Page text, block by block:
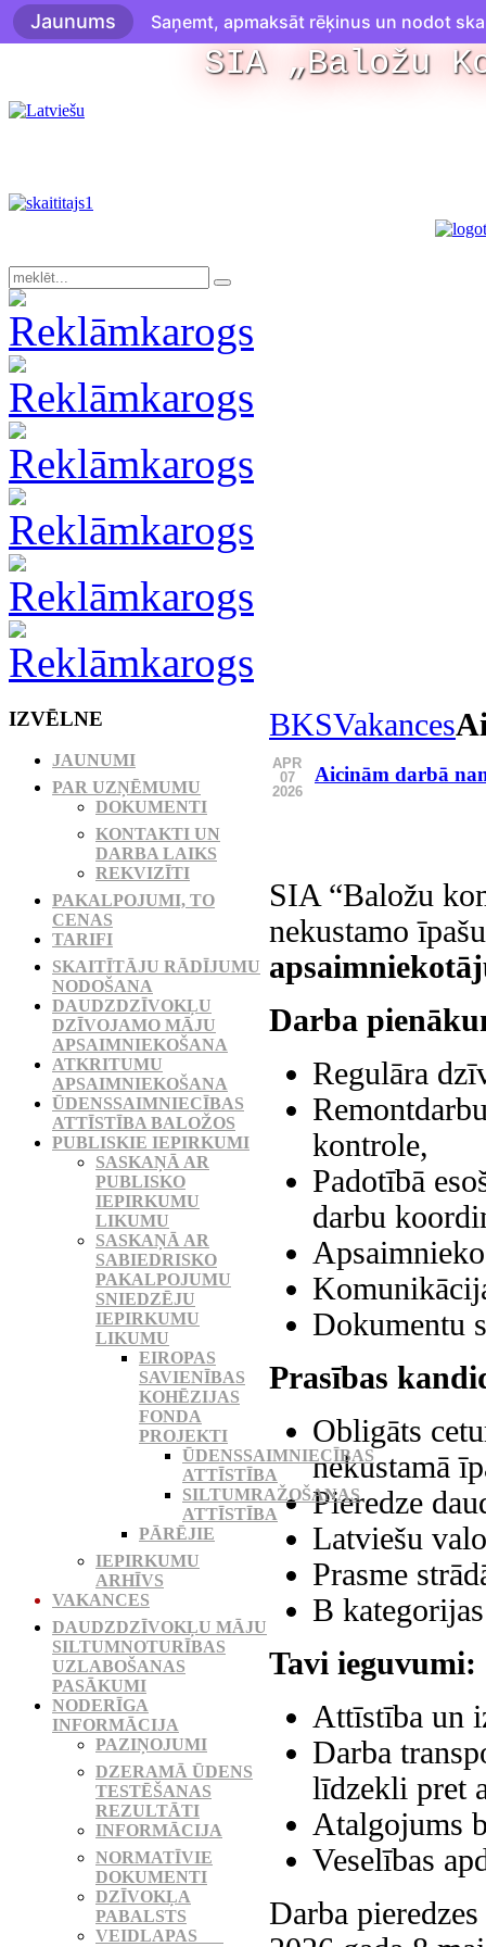
SIA „Baložu
BKSVakances
APR
07
2026
Aicinām darbā
SIA “Baložu
nekustamo
Darba
Regulāra
kontrole,
Padotībā
darbu
Dokumentu
Prasības
Obligāts
nekustamā
Pieredze
Latviešu
Prasme
B
Tavi ieguvumi:
Attīstība un
Darba
līdzekli pret
Atalgojums
Veselības
Darba
IZVĒLNE
JAUNUMI
PAR UZŅĒMUMU
DOKUMENTI
KONTAKTI UN
DARBA LAIKS
REKVIZĪTI
PAKALPOJUMI, TO
CENAS
TARIFI
SKAITĪTĀJU RĀDĪJUMU
NODOŠANA
DAUDZDZĪVOKĻU
DZĪVOJAMO MĀJU
APSAIMNIEKOŠANA
ATKRITUMU
APSAIMNIEKOŠANA
ŪDENSSAIMNIECĪBAS
ATTĪSTĪBA BALOŽOS
PUBLISKIE IEPIRKUMI
SASKAŅĀ AR
PUBLISKO
IEPIRKUMU
LIKUMU
SASKAŅĀ AR
SABIEDRISKO
PAKALPOJUMU
SNIEDZĒJU
IEPIRKUMU
LIKUMU
EIROPAS
SAVIENĪBAS
KOHĒZIJAS
FONDA
PROJEKTI
ŪDENSSAIMNIECĪBAS
ATTĪSTĪBA
SILTUMRAŽOŠANAS
ATTĪSTĪBA
PĀRĒJIE
IEPIRKUMU
ARHĪVS
VAKANCES
DAUDZDZĪVOKĻU MĀJU
SILTUMNOTURĪBAS
UZLABOŠANAS
PASĀKUMI
NODERĪGA
INFORMĀCIJA
PAZIŅOJUMI
DZERAMĀ ŪDENS
TESTĒŠANAS
REZULTĀTI
INFORMĀCIJA
NORMATĪVIE
DOKUMENTI
DZĪVOKĻA
PABALSTS
VEIDLAPAS
Jaunums Saņemt, apmaksāt rēķinus un nodot